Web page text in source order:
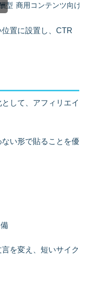
型 商用コンテンツ向け
置に設置し、CTR
して、アフィリエイ
い形で貼ることを優
を変え、短いサイク